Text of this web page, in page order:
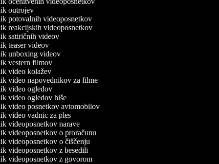
outrojev
potovalnih videoposnetkov
reakcijskih videoposnetkov
satiričnih videov
teaser videov
unboxing videov
vestern filmov
video kolažev
video napovednikov za filme
video ogledov
video ogledov hiše
video posnetkov avtomobilov
video vadnic za ples
videoposnetkov narave
videoposnetkov o proračunu
videoposnetkov o čiščenju
videoposnetkov z besedili
videoposnetkov z govorom